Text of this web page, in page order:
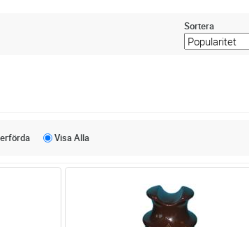
Sortera
VisaAlla